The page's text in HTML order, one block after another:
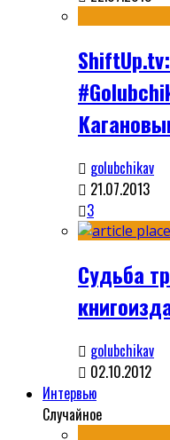
golubchikav
21.07.2013
3
Судьба
golubchikav
02.10.2012
Интервью
Случайное